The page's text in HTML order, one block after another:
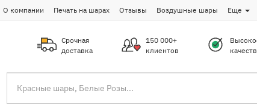
О компании Печать на шарах Отзывы Воздушные шары Еще
Срочная
доставка
150 000+
клиентов